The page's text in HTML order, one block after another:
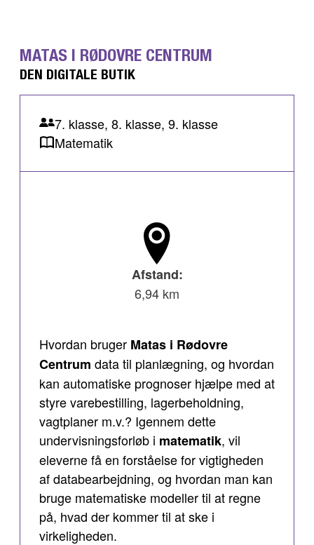
MATAS I RØDOVRE CENTRUM
DEN DIGITALE BUTIK
7. klasse, 8. klasse, 9. klasse
Matematik
Afstand:
6,94 km
Hvordan bruger Matas i Rødovre
Centrum data til planlægning, og hvordan
kan automatiske prognoser hjælpe med at
styre varebestilling, lagerbeholdning,
vagtplaner m.v.? Igennem dette
undervisningsforløb i matematik, vil
eleverne få en forståelse for vigtigheden
af databearbejdning, og hvordan man kan
bruge matematiske modeller til at regne
på, hvad der kommer til at ske i
virkeligheden.